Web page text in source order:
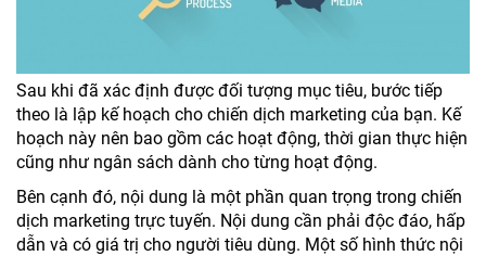
Sau khi đã xác định được đối tượng mục tiêu, bước tiếp
theo là lập kế hoạch cho chiến dịch marketing của bạn. Kế
hoạch này nên bao gồm các hoạt động, thời gian thực hiện
cũng như ngân sách dành cho từng hoạt động.
Bên cạnh đó, nội dung là một phần quan trọng trong chiến
dịch marketing trực tuyến. Nội dung cần phải độc đáo, hấp
dẫn và có giá trị cho người tiêu dùng. Một số hình thức nội